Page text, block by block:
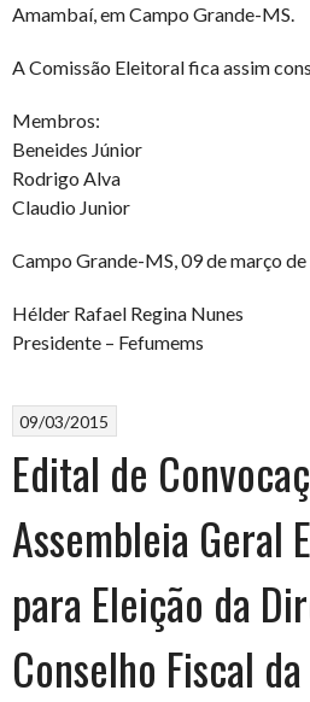
Amambaí, em Campo Grande-MS.
A Comissão Eleitoral fica assim
Membros:
Beneides Júnior
Rodrigo Alva
Claudio Junior
Campo Grande-MS, 09 de março
Hélder Rafael Regina Nunes
Presidente – Fefumems
09/03/2015
Edital de
Assembleia Geral
para Eleição da
Conselho Fiscal da